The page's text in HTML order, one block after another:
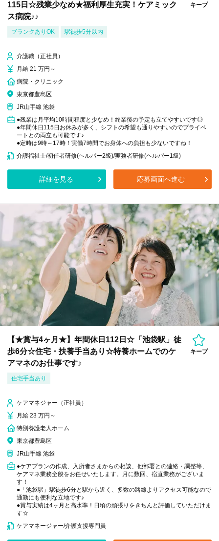
115日☆残業少なめ★福利厚生充実！ケアミック
ス病院♪♪
キープ
ブランクありOK 駅徒歩5分以内
介護職（正社員）
月給 21 万円～
病院・クリニック
東京都豊島区
JR山手線 池袋
●残業は月平均10時間程度と少なめ！終業後の予定も立てやすいです◎
●年間休日115日お休みが多く、シフトの希望も通りやすいのでプライベ
ートとの両立も可能です♪
●定時は9時～17時！実働7時間でお身体への負担も少ないですね！
介護福祉士/初任者研修(ヘルパー2級)/実務者研修(ヘルパー1級)
詳細を見る 応募画面へ進む
【★賞与4ヶ月★】年間休日112日☆「池袋駅」徒
歩6分☆住宅・扶養手当あり☆特養ホームでのケ
アマネのお仕事です♪
キープ
住宅手当あり
ケアマネジャー（正社員）
月給 23 万円～
特別養護老人ホーム
東京都豊島区
JR山手線 池袋
●ケアプランの作成、入所者さまからの相談、他部署との連絡・調整等、
ケアマネ業務全般をお任せいたします。月に数回、宿直業務がございま
す！
●「池袋駅」駅徒歩6分と駅から近く、多数の路線よりアクセス可能なので
通勤にも便利な立地です♪
●賞与実績は4ヶ月と高水準！日頃の頑張りをきちんと評価していただけま
す☆
ケアマネージャー/介護支援専門員